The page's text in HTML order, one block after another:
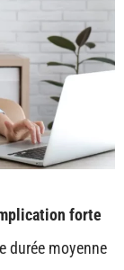
forte
durée moyenne